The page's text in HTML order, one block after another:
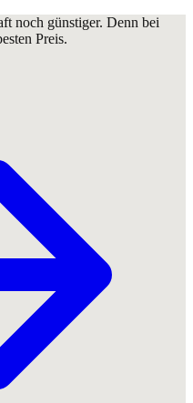
noch günstiger. Denn bei
Preis.